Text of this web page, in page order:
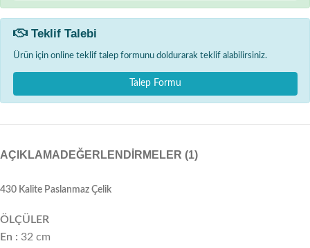
Teklif Talebi
Ürün için online teklif talep formunu doldurarak teklif alabilirsiniz.
Talep Formu
AÇIKLAMA DEĞERLENDIRMELER (1)
430 Kalite Paslanmaz Çelik
ÖLÇÜLER
En : 32 cm